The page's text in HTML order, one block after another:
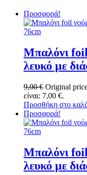
Προσφορά!
Μπαλόνι
λευκό με
9,00€ Original
είναι: 7,00 €.
Προσθήκη στο
Προσφορά!
Μπαλόνι
λευκό με